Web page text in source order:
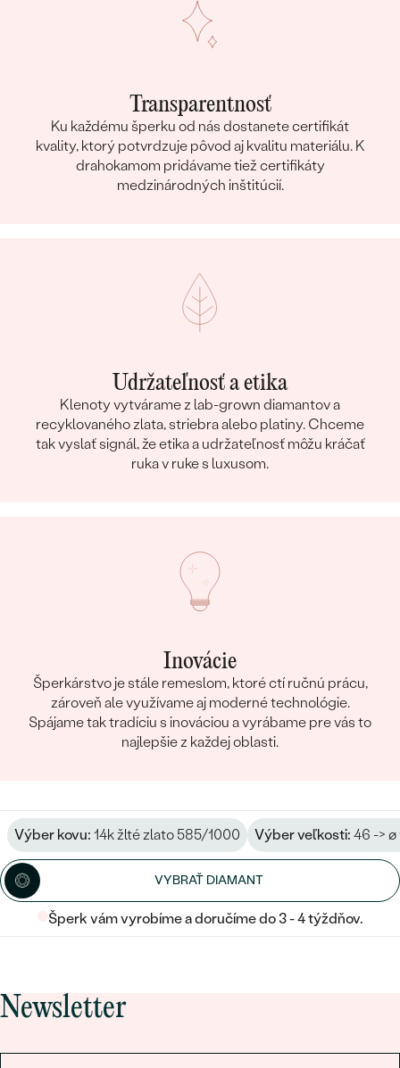
Transparentnosť
Ku každému šperku od nás dostanete certifikát
kvality, ktorý potvrdzuje pôvod aj kvalitu materiálu. K
drahokamom pridávame tiež certifikáty
medzinárodných inštitúcií.
Udržateľnosť a etika
Klenoty vytvárame z lab-grown diamantov a
recyklovaného zlata, striebra alebo platiny. Chceme
tak vyslať signál, že etika a udržateľnosť môžu kráčať
ruka v ruke s luxusom.
Inovácie
Šperkárstvo je stále remeslom, ktoré ctí ručnú prácu,
zároveň ale využívame aj moderné technológie.
Spájame tak tradíciu s inováciou a vyrábame pre vás to
najlepšie z každej oblasti.
Výber kovu: 14k žlté zlato 585/1000 Výber veľkosti: 46 -> ø
VYBRAŤ DIAMANT
Šperk vám vyrobíme a doručíme do 3 - 4 týždňov.
Newsletter